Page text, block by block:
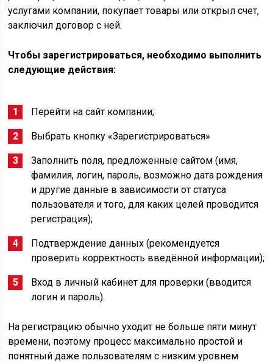
услугами компании, покупает товары или открыл счет,
заключил договор с ней.
Чтобы зарегистрироваться, необходимо выполнить
следующие действия:
Перейти на сайт компании;
Выбрать кнопку «Зарегистрироваться»
Заполнить поля, предложенные сайтом (имя,
фамилия, логин, пароль, возможно дата рождения
и другие данные в зависимости от статуса
пользователя и того, для каких целей проводится
регистрация);
Подтверждение данных (рекомендуется
проверить корректность введённой информации);
Вход в личный кабинет для проверки (вводится
логин и пароль).
На регистрацию обычно уходит не больше пяти минут
времени, поэтому процесс максимально простой и
понятный даже пользователям с низким уровнем